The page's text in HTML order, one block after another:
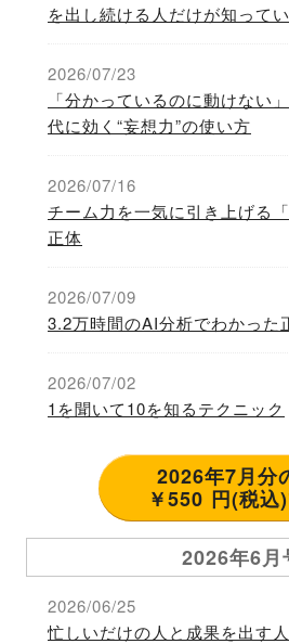
を出し続ける人だけが知って
2026/07/23
「分かっているのに動けない
代に効く“妄想力”の使い方
2026/07/16
チーム力を一気に引き上げる
正体
2026/07/09
3.2万時間のAI分析でわかった
2026/07/02
1を聞いて10を知るテクニック
2026年7月分
￥550 円(
2026年6月
2026/06/25
忙しいだけの人と成果を出す